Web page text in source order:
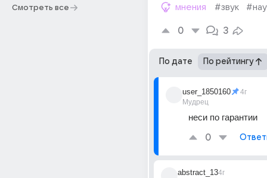
Смотреть все мнения #звук
0 3
По дате По рейтингу
user_1850160
Мудрец
4г
неси по гарантии
0
abstract_134г